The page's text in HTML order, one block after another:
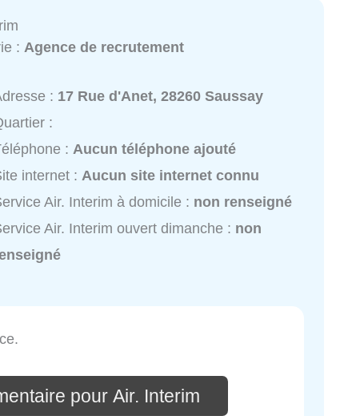
: Agence de recrutement
: 17 Rue d'Anet, 28260 Saussay
:
:Aucun téléphone ajouté
internet :Aucun site internet connu
Air. Interim à domicile : non renseigné
Air. Interim ouvert dimanche : non
pour Air. Interim